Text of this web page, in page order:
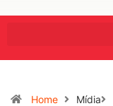
Home Mídia